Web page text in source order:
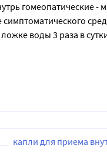
гомеопатические -
воды 3 раза в
необходимо
капли для приема